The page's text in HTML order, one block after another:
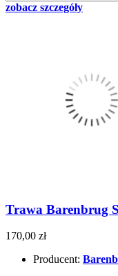
zobacz szczegóły
Trawa Barenbrug
170,00 zł
Producent: